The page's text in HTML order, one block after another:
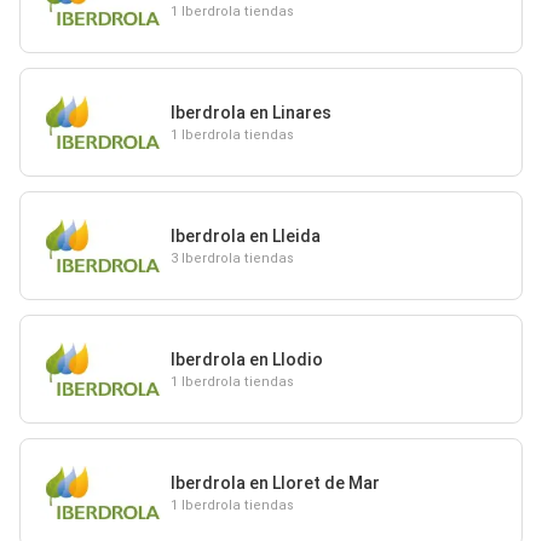
1 Iberdrola tiendas
Iberdrola en Linares
1 Iberdrola tiendas
Iberdrola en Lleida
3 Iberdrola tiendas
Iberdrola en Llodio
1 Iberdrola tiendas
Iberdrola en Lloret de Mar
1 Iberdrola tiendas